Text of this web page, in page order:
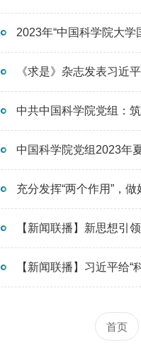
2023年“中国科学院大
《求是》杂志发表习近
中共中国科学院党组：
中国科学院党组2023年
充分发挥“两个作用”，
【新闻联播】新思想引
首页